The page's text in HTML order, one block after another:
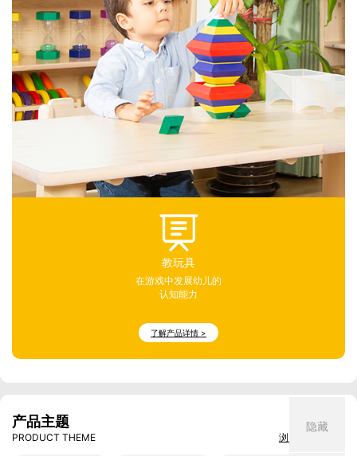
教玩具
在游戏中发展幼儿的
认知能力
了解产品详情 >
产品主题
PRODUCT THEME 浏览所有案例 >
隐藏